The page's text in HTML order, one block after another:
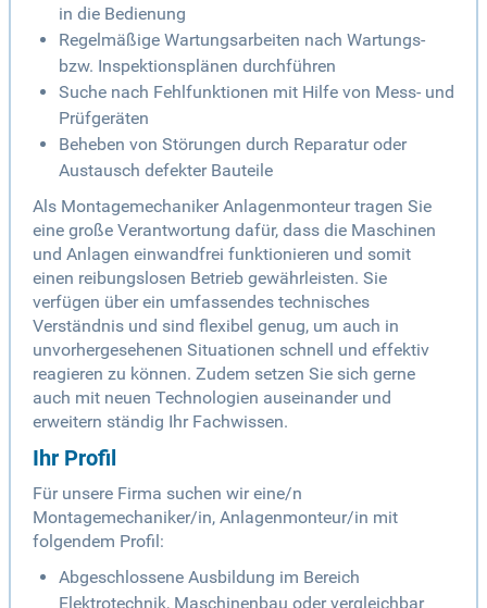
in die Bedienung
Regelmäßige Wartungsarbeiten nach Wartungs-
bzw. Inspektionsplänen durchführen
Suche nach Fehlfunktionen mit Hilfe von Mess- und
Prüfgeräten
Beheben von Störungen durch Reparatur oder
Austausch defekter Bauteile
Als Montagemechaniker Anlagenmonteur tragen Sie
eine große Verantwortung dafür, dass die Maschinen
und Anlagen einwandfrei funktionieren und somit
einen reibungslosen Betrieb gewährleisten. Sie
verfügen über ein umfassendes technisches
Verständnis und sind flexibel genug, um auch in
unvorhergesehenen Situationen schnell und effektiv
reagieren zu können. Zudem setzen Sie sich gerne
auch mit neuen Technologien auseinander und
erweitern ständig Ihr Fachwissen.
Ihr Profil
Für unsere Firma suchen wir eine/n
Montagemechaniker/in, Anlagenmonteur/in mit
folgendem Profil:
Abgeschlossene Ausbildung im Bereich
Elektrotechnik, Maschinenbau oder vergleichbar